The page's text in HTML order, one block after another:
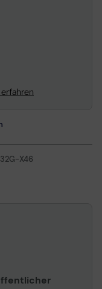
X46